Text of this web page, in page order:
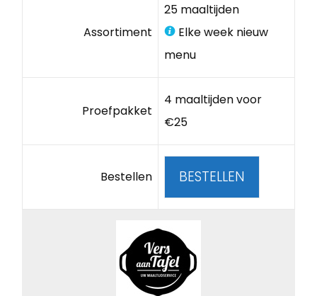
Assortiment
25 maaltijden
Elke week nieuw
menu
Proefpakket
4 maaltijden voor
€25
Bestellen BESTELLEN